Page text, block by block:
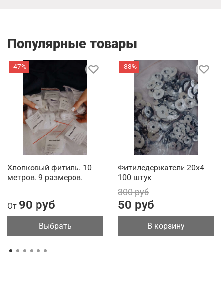
Популярные товары
-47%
Хлопковый фитиль. 10
метров. 9 размеров.
От 90 руб
Выбрать
-83%
Фитиледержатели 20х4 -
100 штук
300 руб
50 руб
В корзину